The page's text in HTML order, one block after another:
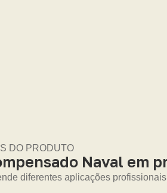
DO PRODUTO
Naval em
diferentes aplicações